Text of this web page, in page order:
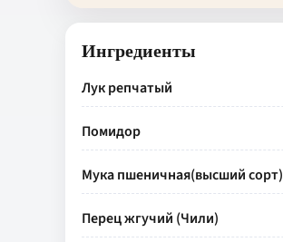
Ингредиенты
Лук репчатый
Помидор
Мука пшеничная(высший сорт)
Перец жгучий (Чили)